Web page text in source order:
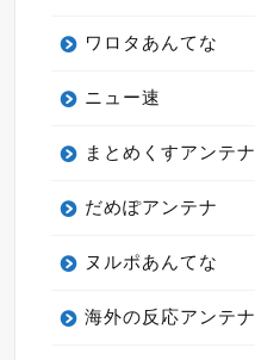
ワロタあんてな
ニュー速
まとめくすアンテナ
だめぽアンテナ
ヌルポあんてな
海外の反応アンテナ